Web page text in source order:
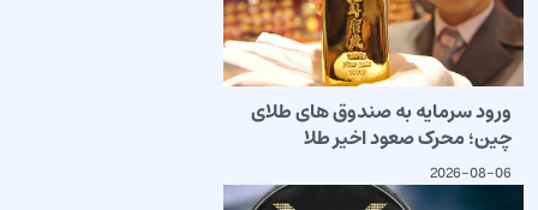
ورود سرمایه به صندوق های طلای
چین؛ محرک صعود اخیر طلا
2026-08-06